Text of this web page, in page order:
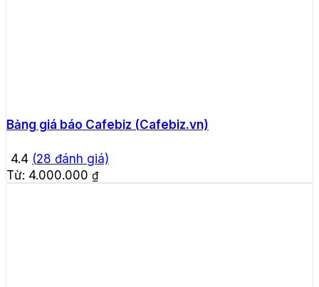
Bảng giá báo Cafebiz (Cafebiz.vn)
4.4 (28 đánh giá)
Từ: 4.000.000 ₫